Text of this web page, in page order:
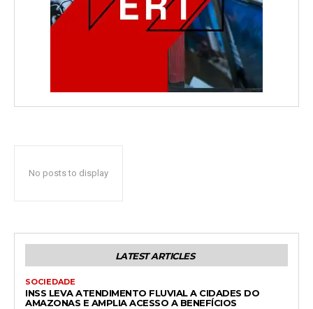
No posts to display
LATEST ARTICLES
SOCIEDADE
INSS LEVA ATENDIMENTO FLUVIAL A CIDADES DO
AMAZONAS E AMPLIA ACESSO A BENEFÍCIOS